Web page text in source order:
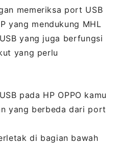
memeriksa port USB
yang mendukung MHL
yang juga berfungsi
yang perlu
pada HP OPPO kamu
yang berbeda dari port
di bagian bawah